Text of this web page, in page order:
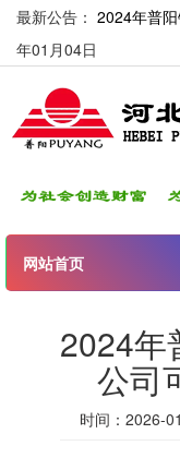
最新公告： 2024年普
年01月04日
网站首页
2024年
公司
时间： 2026-